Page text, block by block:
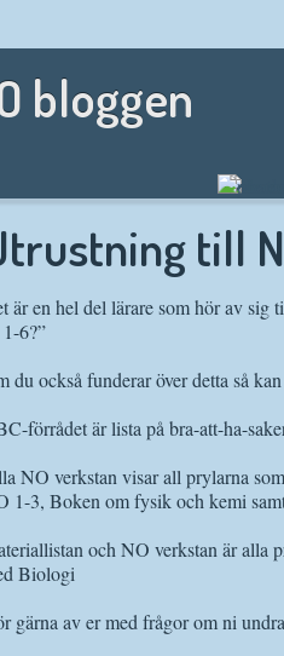
bloggen
till
är en hel del lärare som hör av
6?”
du också funderar över detta så
förrådet är lista på bra-att-ha-
NO verkstan visar all prylarna
1-3, Boken om fysik och kemi
och NO verkstan är alla
Biologi
gärna av er med frågor om ni